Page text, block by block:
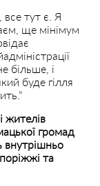
все тут є. Я
ще мінімум
більше, і
буде гілля
жителів
громад
внутрішньо
та